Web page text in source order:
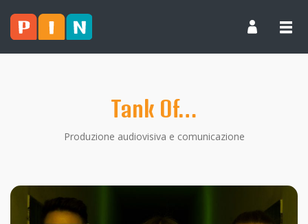
Tank Of…
Produzione audiovisiva e comunicazione